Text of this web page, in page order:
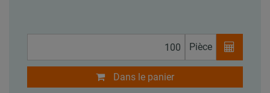
Pièce
Dans le panier